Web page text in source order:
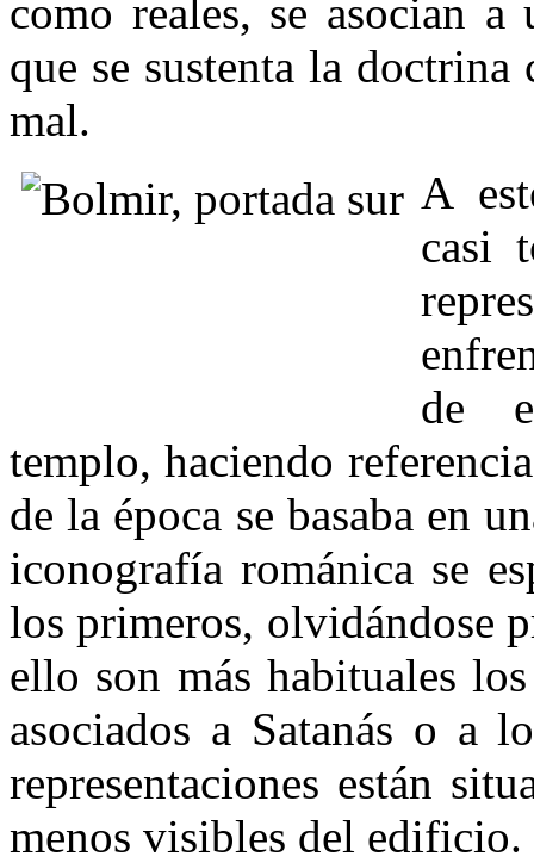
como reales, se asocian
que se sustenta la
mal.
A
casi
de
templo, haciendo
de la época se basaba en
iconografía románica se
los primeros, olvidándose
ello son más habituales
asociados a Satanás o a
representaciones están
menos visibles del edificio.